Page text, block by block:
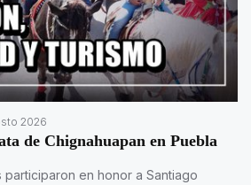
2026
de Chignahuapan en Puebla
participaron en honor a Santiago